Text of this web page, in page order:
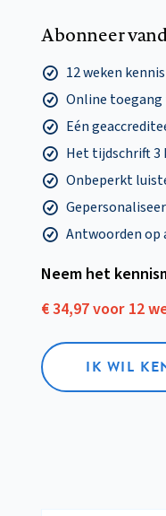
Abonneer
12 weken
Online
Eén
Het tijdschrift 3
Onbeperkt
Antwoorden op
Neem het
€ 34,97 voor 12
IK WIL